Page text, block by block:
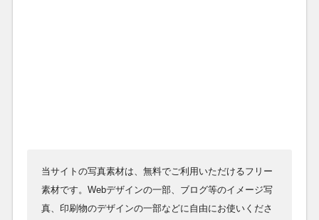
当サイトの写真素材は、無料でご利用いただけるフリー
素材です。Webデザインの一部、ブログ等のイメージ写
真、印刷物のデザインの一部などに自由にお使いくださ